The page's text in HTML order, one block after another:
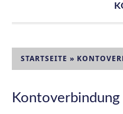
STARTSEITE »
Kontoverbindung